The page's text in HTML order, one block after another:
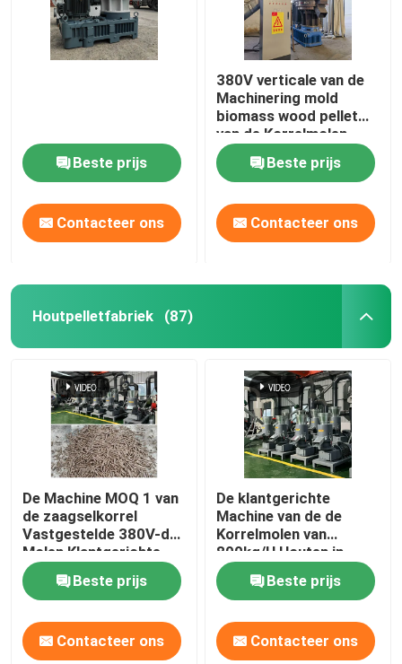
Beste prijs
Contacteer ons
380V verticale van de
Machinering mold
biomass wood pellet
van de Korrelmolen
Machine 412mm
Beste prijs
Contacteer ons
Houtpelletfabriek (87)
De Machine MOQ 1 van
de zaagselkorrel
Vastgestelde 380V-de
Molen Klantgerichte
Kleur van de Voltage
Houten Korrel
Beste prijs
Contacteer ons
De klantgerichte
Machine van de de
Korrelmolen van
800kg/H Houten in
Houten Gevalce
Beste prijs
Contacteer ons